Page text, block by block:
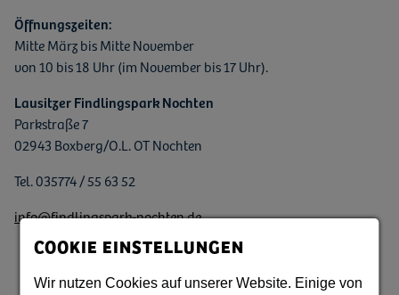
Öffnungszeiten:
Mitte März bis Mitte November
von 10 bis 18 Uhr (im November bis 17 Uhr).
Lausitzer Findlingspark Nochten
Parkstraße 7
02943 Boxberg/O.L. OT Nochten
Tel. 035774 / 55 63 52
info@findlingspark-nochten.de
COOKIE EINSTELLUNGEN
Wir nutzen Cookies auf unserer Website. Einige von